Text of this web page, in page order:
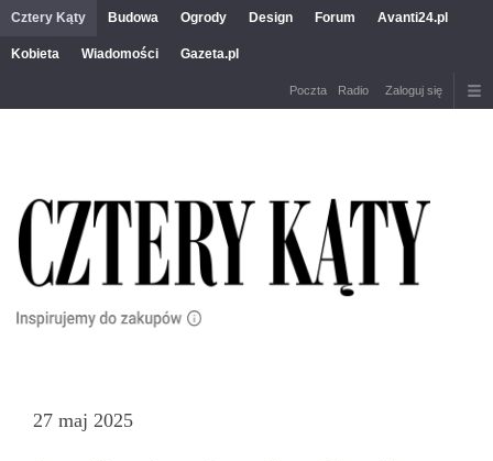
Cztery Kąty Budowa Ogrody Design Forum Avanti24.pl
Kobieta Wiadomości Gazeta.pl
Poczta Radio Zaloguj się
27 maj 2025